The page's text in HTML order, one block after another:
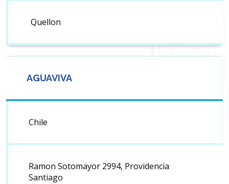
Quellon
AGUAVIVA
Chile
Ramon Sotomayor 2994, Providencia
Santiago